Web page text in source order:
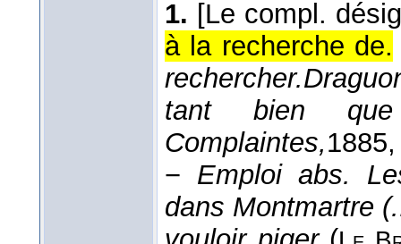
1. [Le compl.
à la recherche de.
rechercher.
tant bien
Complaintes,1885
− Emploi abs.
dans Montmartre